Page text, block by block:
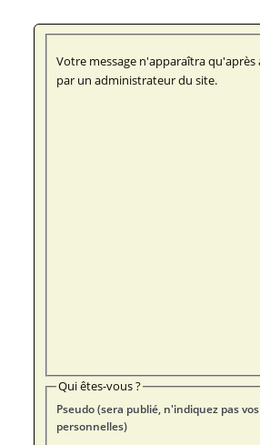
Votre message n'apparaîtra qu'après
par un administrateur du site.
Qui êtes-vous ?
Pseudo (sera publié, n'indiquez pas
personnelles)